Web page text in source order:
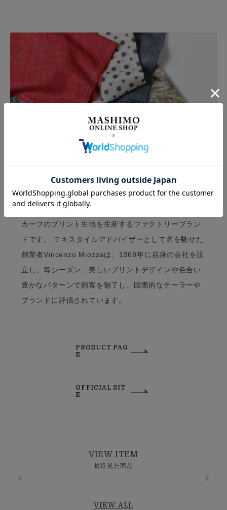
Vincenzo Miozza(ヴィンセンツォ・ミオッツァ)は、
イタリア北部のコモ湖周辺を拠点とするネクタイ、ス
カーフのプリント生地を生産するファクトリーブラン
ドです。 テキスタイルアドバイザーとして名を馳せた
創業者Vincenzo Miozzaは、1968年に自身の会社を設
立し、毎シーズン、美しいプリントデザインや色合い
豊かなパターンで顧客を魅了し、国際的なテーラーや
ブランドに評価されています。
PRODUCT PAG
E
OFFICIAL SIT
E
VIEW ITEM
最近見た商品
VIEW ALL